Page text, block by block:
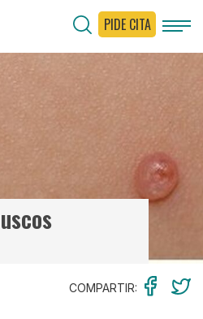
PIDE CITA
COMPARTIR: